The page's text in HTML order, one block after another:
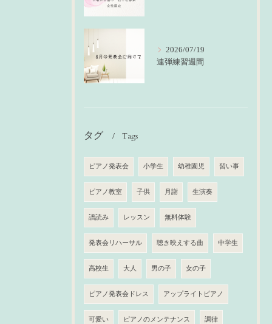
2026/07/19
連弾練習週間
タグ Tags
ピアノ発表会 小学生 幼稚園児 習い事
ピアノ教室 子供 月謝 生演奏
譜読み レッスン 無料体験
発表会リハーサル 聴き映えする曲 中学生
高校生 大人 男の子 女の子
ピアノ発表会ドレス アップライトピアノ
可愛い ピアノのメンテナンス 調律